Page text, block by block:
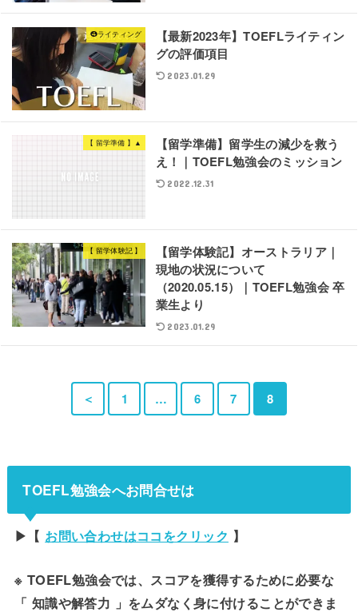
❹ライティング
【最新2023年】TOEFLライティン
グの評価項目
2023.01.29
【 留学準備 】▲
【留学準備】留学生の減少を救う
え！｜TOEFL勉強会のミッション
2022.12.31
【 留学体験記 】
【留学体験記】オーストラリア｜
現地の状況について
（2020.05.15）｜TOEFL勉強会 卒
業生より
2023.01.29
＜ 1 … 6 7 8
TOEFL勉強会へお問合せは
▶【 お問い合わせはココをクリック 】
※ TOEFL勉強会では、スコアを獲得するために必要な
「 知識や解答力 」をムダなく身に付けることができま